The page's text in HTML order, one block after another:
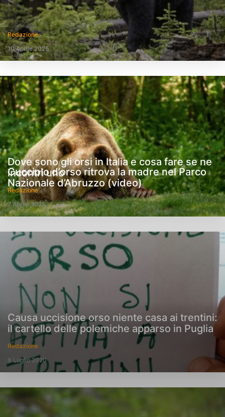
Redazione
10 Aprile 2025
Dove sono gli orsi in Italia e cosa fare se ne
incontri uno
Redazione
7 Aprile 2025
Causa uccisione orso niente casa ai trentini:
il cartello delle polemiche apparso in Puglia
Redazione
8 Luglio 2020
Cucciolo d’orso ritrova la madre nel Parco
Nazionale d’Abruzzo (video)